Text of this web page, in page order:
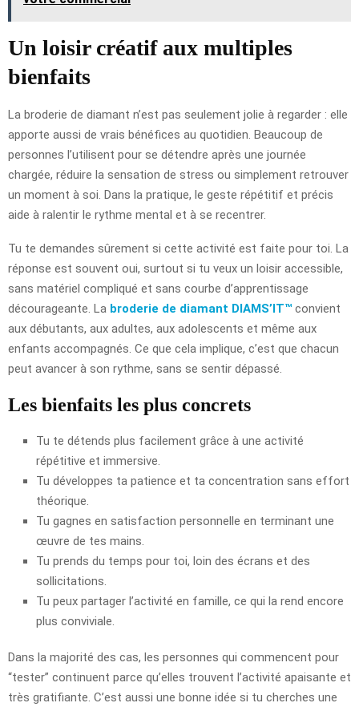
Un loisir créatif aux multiples
bienfaits
La broderie de diamant n’est pas seulement jolie à regarder : elle
apporte aussi de vrais bénéfices au quotidien. Beaucoup de
personnes l’utilisent pour se détendre après une journée
chargée, réduire la sensation de stress ou simplement retrouver
un moment à soi. Dans la pratique, le geste répétitif et précis
aide à ralentir le rythme mental et à se recentrer.
Tu te demandes sûrement si cette activité est faite pour toi. La
réponse est souvent oui, surtout si tu veux un loisir accessible,
sans matériel compliqué et sans courbe d’apprentissage
décourageante. La broderie de diamant DIAMS’IT™ convient
aux débutants, aux adultes, aux adolescents et même aux
enfants accompagnés. Ce que cela implique, c’est que chacun
peut avancer à son rythme, sans se sentir dépassé.
Les bienfaits les plus concrets
Tu te détends plus facilement grâce à une activité
répétitive et immersive.
Tu développes ta patience et ta concentration sans effort
théorique.
Tu gagnes en satisfaction personnelle en terminant une
œuvre de tes mains.
Tu prends du temps pour toi, loin des écrans et des
sollicitations.
Tu peux partager l’activité en famille, ce qui la rend encore
plus conviviale.
Dans la majorité des cas, les personnes qui commencent pour
“tester” continuent parce qu’elles trouvent l’activité apaisante et
très gratifiante. C’est aussi une bonne idée si tu cherches une